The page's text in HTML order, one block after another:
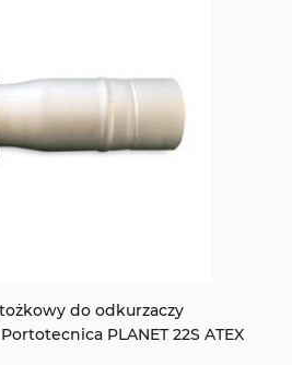
do odkurzaczy
PLANET 22S ATEX